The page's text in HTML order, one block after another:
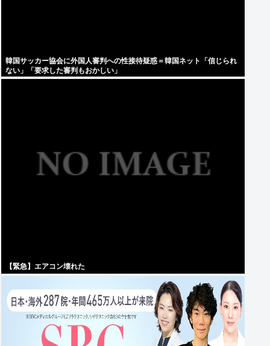
韓国サッカー協会に外国人審判への性接待疑惑＝韓国ネット「信じられ
ない」「要求した審判もおかしい」
【緊急】エアコン壊れた